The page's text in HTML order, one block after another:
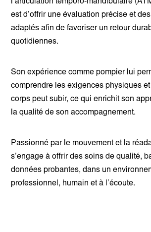
l’articulation temporo-mandibulaire
est d’offrir une évaluation précise et
adaptés afin de favoriser un retour
quotidiennes.
Son expérience comme pompier lui
comprendre les exigences physiques
corps peut subir, ce qui enrichit son
la qualité de son accompagnement.
Passionné par le mouvement et la
s’engage à offrir des soins de qualité,
données probantes, dans un
professionnel, humain et à l’écoute.